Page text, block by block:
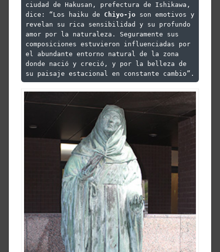
ciudad de Hakusan, prefectura de Ishikawa,
dice: “Los haiku de Chiyo-jo son emotivos y
revelan su rica sensibilidad y su profundo
amor por la naturaleza. Seguramente sus
composiciones estuvieron influenciadas por
el abundante entorno natural de la zona
donde nació y creció, y por la belleza de
su paisaje estacional en constante cambio”.